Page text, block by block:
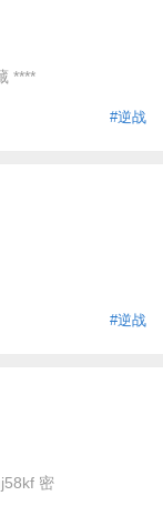
****
#逆战
#逆战
密